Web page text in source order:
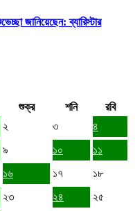
জানিয়েছেন: ব্যারিস্টার
শুক্র শনি
রবি
২ ৩
৪
৯ ১০
১১
১৬ ১৭
১৮
২৩ ২৪
২৫